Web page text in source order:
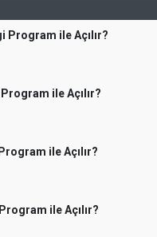
Program ile Açılır?
ile Açılır?
ile Açılır?
ile Açılır?